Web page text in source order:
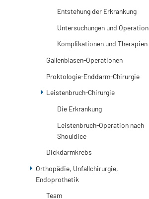
Entstehung der Erkrankung
Untersuchungen und Operation
Komplikationen und Therapien
Gallenblasen-Operationen
Proktologie-Enddarm-Chirurgie
Leistenbruch-Chirurgie
Die Erkrankung
Leistenbruch-Operation nach
Shouldice
Dickdarmkrebs
Orthopädie, Unfallchirurgie,
Endoprothetik
Team